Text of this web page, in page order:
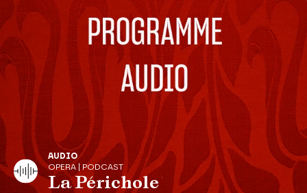
AUDIO
OPERA | PODCAST
La Périchole